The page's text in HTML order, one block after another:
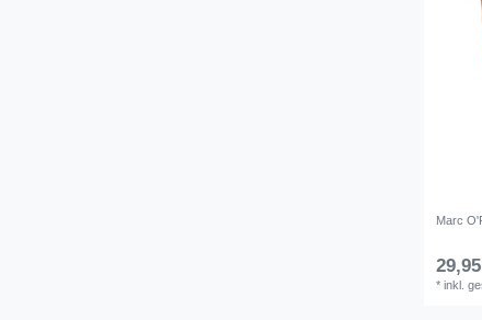
Marc
*inkl.